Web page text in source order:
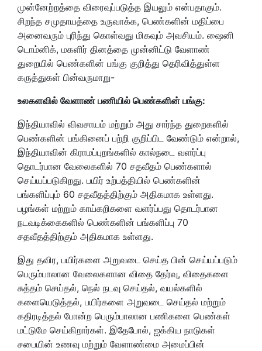
முன்னேற்றத்தை விரைவுப்படுத்த இயலும் என்பதாகும்.
சிறந்த சமுதாயத்தை உருவாக்க, பெண்களின் மதிப்பை
அனைவரும் புரிந்து கொள்வது மிகவும் அவசியம். ஷைனி
டொம்னிக், மகளிர் தினத்தை முன்னிட்டு வேளாண்
துறையில் பெண்களின் பங்கு குறித்து தெரிவித்துள்ள
கருத்துகள் பின்வருமாறு-
உலகளவில் வேளாண் பணியில் பெண்களின் பங்கு:
இந்தியாவில் விவசாயம் மற்றும் அது சார்ந்த துறைகளில்
பெண்களின் பங்கினைப் பற்றி குறிப்பிட வேண்டும் என்றால்,
இந்தியாவின் கிராமப்புறங்களில் கால்நடை வளர்ப்பு
தொடர்பான வேலைகளில் 70 சதவீதம் பெண்களால்
செய்யப்படுகிறது. பயிர் உற்பத்தியில் பெண்களின்
பங்களிப்பும் 60 சதவீதத்திற்கும் அதிகமாக உள்ளது.
பழங்கள் மற்றும் காய்கறிகளை வளர்ப்பது தொடர்பான
நடவடிக்கைகளில் பெண்களின் பங்களிப்பு 70
சதவீதத்திற்கும் அதிகமாக உள்ளது.
இது தவிர, பயிர்களை அறுவடை செய்த பின் செய்யப்படும்
பெரும்பாலான வேலைகளான விதை தேர்வு, விதைகளை
சுத்தம் செய்தல், நெல் நடவு செய்தல், வயல்களில்
களையெடுத்தல், பயிர்களை அறுவடை செய்தல் மற்றும்
கதிரடித்தல் போன்ற பெரும்பாலான பணிகளை பெண்கள்
மட்டுமே செய்கிறார்கள். இதேபோல், ஐக்கிய நாடுகள்
சபையின் உணவு மற்றும் வேளாண்மை அமைப்பின்